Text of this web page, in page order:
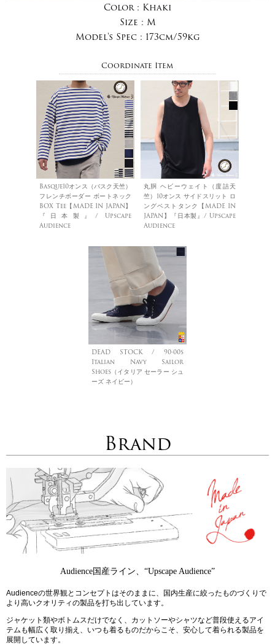
Color : Khaki
Size : M
Model's Spec : 173cm/59kg
Coordinate Item
Basque10オンス（バスク天竺）
フレンチボーダー ボートネック
BOX Tee【MADE IN JAPAN】
『日本製』/ Upscape
Audience
丸胴 ヘビーウェイト（度詰天
竺）10オンス サイドスリット ロ
ングベストタンク【MADE IN
JAPAN】『日本製』/ Upscape
Audience
DEAD STOCK / 90-00s
Italian Navy Sailor
Shoes（イタリア セーラー シュ
ーズ ネイビー）
Brand
Audience国産ライン、“Upscape Audience”
Audienceの世界観とコンセプトはそのままに、国内生産に絞ったものづくりで
より高いクオリティの製品を打ち出しています。
ジャケット類やボトムスだけでなく、カットソーやシャツなど普段使えるアイ
テムも幅広く取り揃え、いつも着るものだからこそ、安心して着られる製品を
展開しています。